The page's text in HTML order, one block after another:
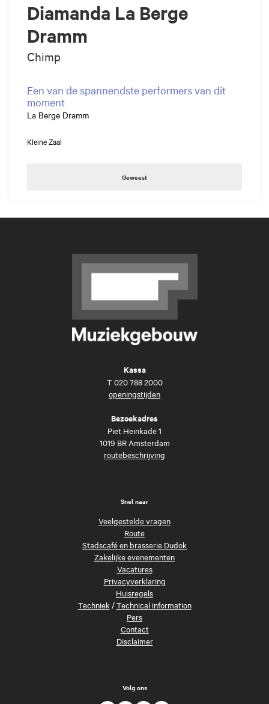
Diamanda La Berge
Dramm
Chimp
Een van de spannendste performers van dit
moment
La Berge Dramm
Kleine Zaal
Geweest
Kassa
T 020 788 2000
openingstijden
Bezoekadres
Piet Heinkade 1
1019 BR Amsterdam
routebeschrijving
Snel naar
Veelgestelde vragen
Route
Stadscafé en brasserie Dudok
Zakelijke evenementen
Vacatures
Privacyverklaring
Huisregels
Techniek/Technical information
Pers
Contact
Disclaimer
Volg ons